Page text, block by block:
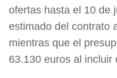
ofertas hasta el 10 de
estimado del contrato
mientras que el
63.130 euros al incluir